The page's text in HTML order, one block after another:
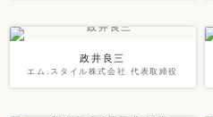
政井良三
エム.スタイル株式会社 代表取締役